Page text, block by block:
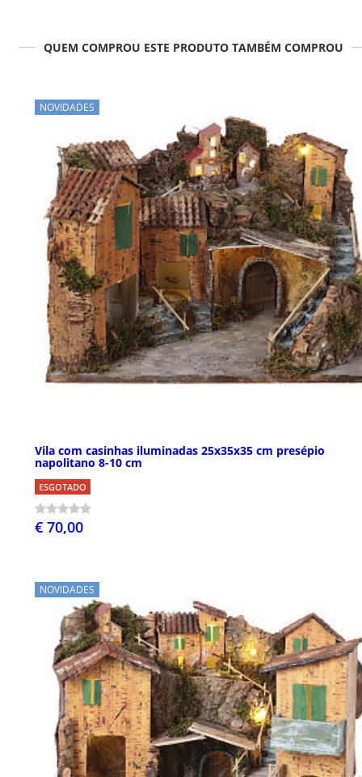
QUEM COMPROU ESTE PRODUTO TAMBÉM COMPROU
NOVIDADES
Vila com casinhas iluminadas 25x35x35 cm presépio
napolitano 8-10 cm
ESGOTADO
€ 70,00
NOVIDADES